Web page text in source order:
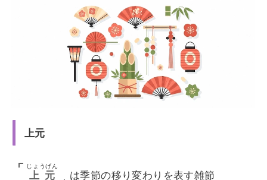
上元
上元
じょうげん
は季節の移り変わりを表す雑節